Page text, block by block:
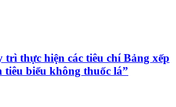
trì thực hiện các tiêu chí Bảng xếp
tiêu biểu không thuốc lá”